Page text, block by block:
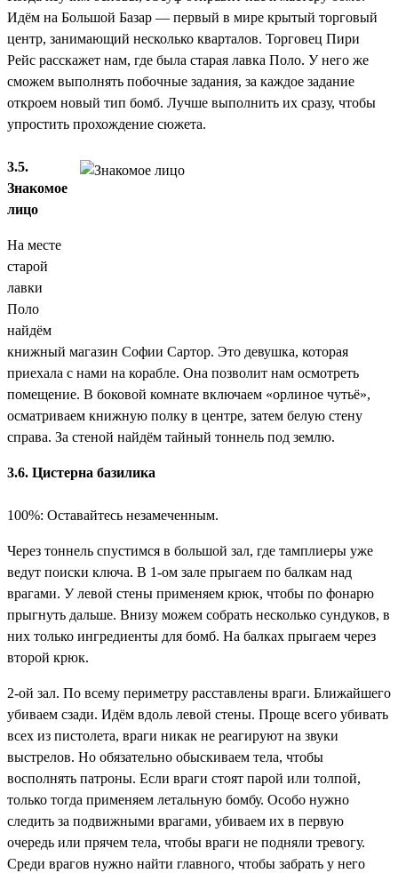
Идём на Большой Базар — первый в мире крытый торговый
центр, занимающий несколько кварталов. Торговец Пири
Рейс расскажет нам, где была старая лавка Поло. У него же
сможем выполнять побочные задания, за каждое задание
откроем новый тип бомб. Лучше выполнить их сразу, чтобы
упростить прохождение сюжета.
3.5.
Знакомое
лицо
На месте
старой
лавки
Поло
найдём
книжный магазин Софии Сартор. Это девушка, которая
приехала с нами на корабле. Она позволит нам осмотреть
помещение. В боковой комнате включаем «орлиное чутьё»,
осматриваем книжную полку в центре, затем белую стену
справа. За стеной найдём тайный тоннель под землю.
3.6. Цистерна базилика
100%: Оставайтесь незамеченным.
Через тоннель спустимся в большой зал, где тамплиеры уже
ведут поиски ключа. В 1-ом зале прыгаем по балкам над
врагами. У левой стены применяем крюк, чтобы по фонарю
прыгнуть дальше. Внизу можем собрать несколько сундуков, в
них только ингредиенты для бомб. На балках прыгаем через
второй крюк.
2-ой зал. По всему периметру расставлены враги. Ближайшего
убиваем сзади. Идём вдоль левой стены. Проще всего убивать
всех из пистолета, враги никак не реагируют на звуки
выстрелов. Но обязательно обыскиваем тела, чтобы
восполнять патроны. Если враги стоят парой или толпой,
только тогда применяем летальную бомбу. Особо нужно
следить за подвижными врагами, убиваем их в первую
очередь или прячем тела, чтобы враги не подняли тревогу.
Среди врагов нужно найти главного, чтобы забрать у него